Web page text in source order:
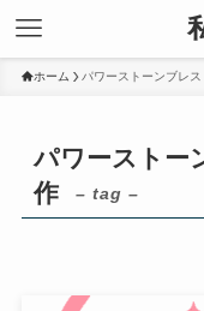
ホーム パワーストーンブレ
パワースト
作
– tag –